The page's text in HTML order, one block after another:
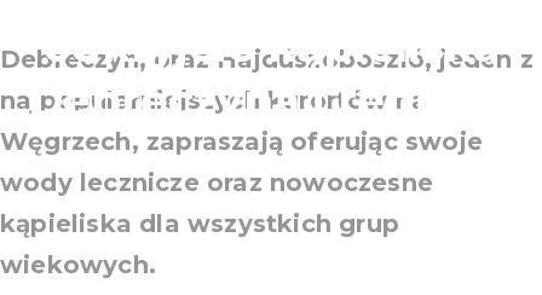
odkryjcie kąpieliska
Debreczyna i regionu
Debreczyn, oraz Hajdúszoboszló, jeden z
najpopularniejszych kurortów na
Węgrzech, zapraszają oferując swoje
wody lecznicze oraz nowoczesne
kąpieliska dla wszystkich grup
wiekowych.